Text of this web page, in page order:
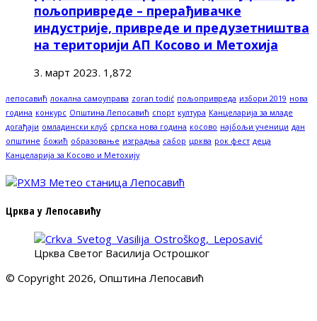
пољопривреде – прерађивачке
индустрије, привреде и предузетништва
на територији АП Косово и Метохија
3. март 2023. 1,872
лепосавић локална самоуправа zoran todić пољопривреда избори 2019 нова
година конкурс Општина Лепосавић спорт култура Канцеларија за младе
догађаји омладински клуб српска нова година косово најбољи ученици дан
општине божић образовање изградња сабор црква рок фест деца
Канцеларија за Косово и Метохију
Црква у Лепосавићу
Црква Светог Василија Острошког
© Copyright 2026, Општина Лепосавић